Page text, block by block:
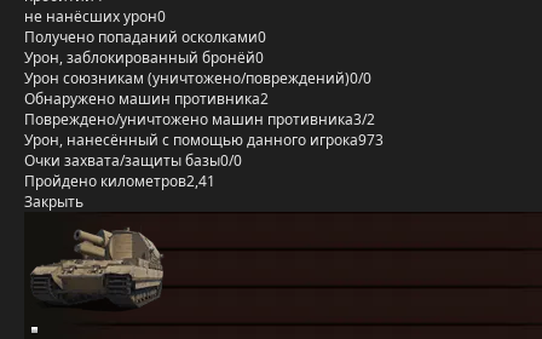
не нанёсших урон0
Получено попаданий осколками0
Урон, заблокированный бронёй0
Урон союзникам (уничтожено/повреждений)0/0
Обнаружено машин противника2
Повреждено/уничтожено машин противника3/2
Урон, нанесённый с помощью данного игрока973
Очки захвата/защиты базы0/0
Пройдено километров2,41
Закрыть